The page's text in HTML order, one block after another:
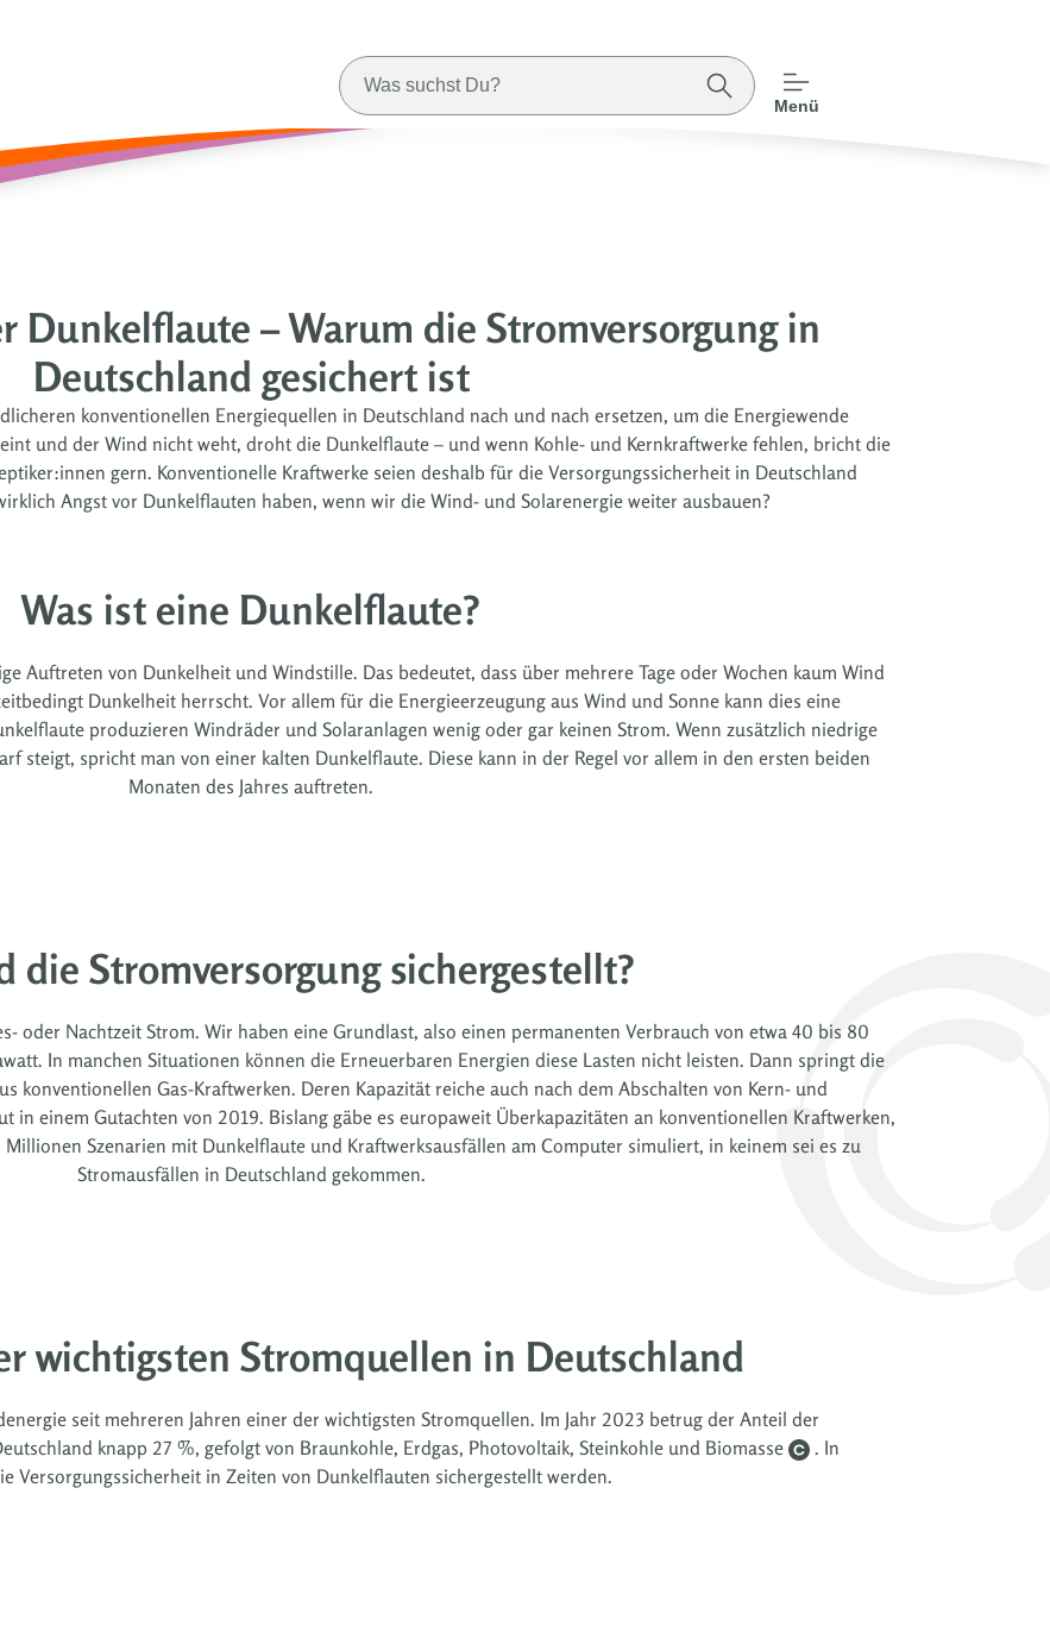
Menü
Dunkelflaute – Warum die Stromversorgung in
Deutschland gesichert ist
konventionellen Energiequellen in Deutschland nach und nach ersetzen, um die Energiewende
und der Wind nicht weht, droht die Dunkelflaute – und wenn Kohle- und Kernkraftwerke fehlen, bricht die
gern. Konventionelle Kraftwerke seien deshalb für die Versorgungssicherheit in Deutschland
Angst vor Dunkelflauten haben, wenn wir die Wind- und Solarenergie weiter ausbauen?
Was ist eine Dunkelflaute?
Auftreten von Dunkelheit und Windstille. Das bedeutet, dass über mehrere Tage oder Wochen kaum Wind
Dunkelheit herrscht. Vor allem für die Energieerzeugung aus Wind und Sonne kann dies eine
produzieren Windräder und Solaranlagen wenig oder gar keinen Strom. Wenn zusätzlich niedrige
steigt, spricht man von einer kalten Dunkelflaute. Diese kann in der Regel vor allem in den ersten beiden
Monaten des Jahres auftreten.
die Stromversorgung sichergestellt?
oder Nachtzeit Strom. Wir haben eine Grundlast, also einen permanenten Verbrauch von etwa 40 bis 80
In manchen Situationen können die Erneuerbaren Energien diese Lasten nicht leisten. Dann springt die
konventionellen Gas-Kraftwerken. Deren Kapazität reiche auch nach dem Abschalten von Kern- und
in einem Gutachten von 2019. Bislang gäbe es europaweit Überkapazitäten an konventionellen Kraftwerken,
Szenarien mit Dunkelflaute und Kraftwerksausfällen am Computer simuliert, in keinem sei es zu
Stromausfällen in Deutschland gekommen.
wichtigsten Stromquellen in Deutschland
seit mehreren Jahren einer der wichtigsten Stromquellen. Im Jahr 2023 betrug der Anteil der
knapp 27 %, gefolgt von Braunkohle, Erdgas, Photovoltaik, Steinkohle und Biomasse
. In
Versorgungssicherheit in Zeiten von Dunkelflauten sichergestellt werden.